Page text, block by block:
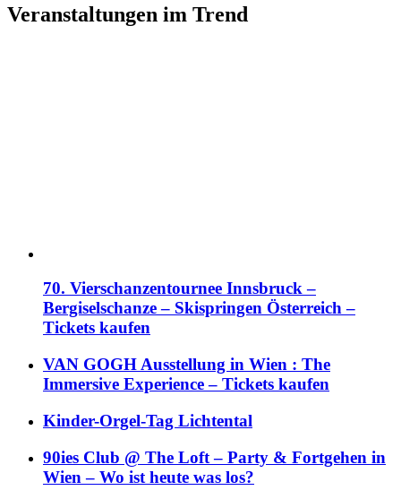
Veranstaltungen im Trend
70. Vierschanzentournee Innsbruck –
Bergiselschanze – Skispringen Österreich –
Tickets kaufen
VAN GOGH Ausstellung in Wien : The
Immersive Experience – Tickets kaufen
Kinder-Orgel-Tag Lichtental
90ies Club @ The Loft – Party & Fortgehen in
Wien – Wo ist heute was los?